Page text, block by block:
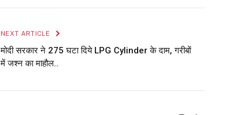
NEXT ARTICLE
मोदी सरकार ने ₹275 घटा दिये LPG Cylinder के दाम, गरीबों
में जश्न का माहौल..